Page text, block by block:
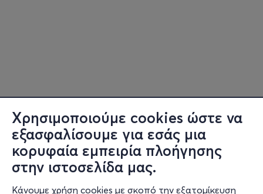
Χρησιμοποιούμε cookies ώστε να
εξασφαλίσουμε για εσάς μια
κορυφαία εμπειρία πλοήγησης
στην ιστοσελίδα μας.
Κάνουμε χρήση cookies με σκοπό την εξατομίκευση